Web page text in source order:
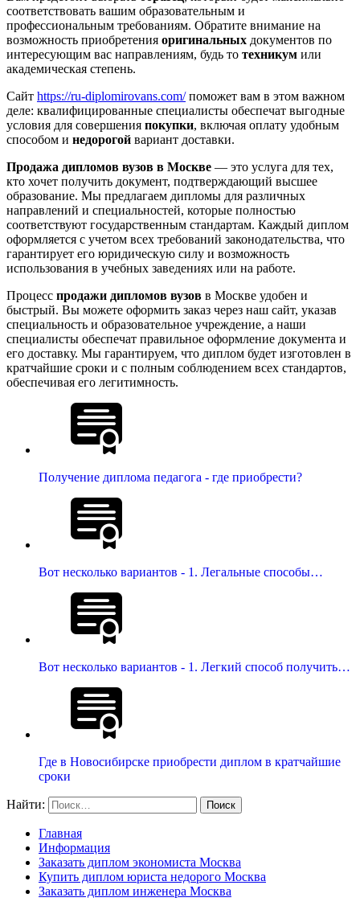
соответствовать вашим образовательным и
профессиональным требованиям. Обратите внимание на
возможность приобретения оригинальных документов по
интересующим вас направлениям, будь то техникум или
академическая степень.
Сайт https://ru-diplomirovans.com/поможет вам в этом важном
деле: квалифицированные специалисты обеспечат выгодные
условия для совершения покупки, включая оплату удобным
способом и недорогой вариант доставки.
Продажа дипломов вузов в Москве — это услуга для тех,
кто хочет получить документ, подтверждающий высшее
образование. Мы предлагаем дипломы для различных
направлений и специальностей, которые полностью
соответствуют государственным стандартам. Каждый диплом
оформляется с учетом всех требований законодательства, что
гарантирует его юридическую силу и возможность
использования в учебных заведениях или на работе.
Процесс продажи дипломов вузов в Москве удобен и
быстрый. Вы можете оформить заказ через наш сайт, указав
специальность и образовательное учреждение, а наши
специалисты обеспечат правильное оформление документа и
его доставку. Мы гарантируем, что диплом будет изготовлен в
кратчайшие сроки и с полным соблюдением всех стандартов,
обеспечивая его легитимность.
Получение диплома педагога - где приобрести?
Вот несколько вариантов - 1. Легальные способы…
Вот несколько вариантов - 1. Легкий способ получить…
Где в Новосибирске приобрести диплом в кратчайшие
сроки
Найти:
Главная
Информация
Заказать диплом экономиста Москва
Купить диплом юриста недорого Москва
Заказать диплом инженера Москва